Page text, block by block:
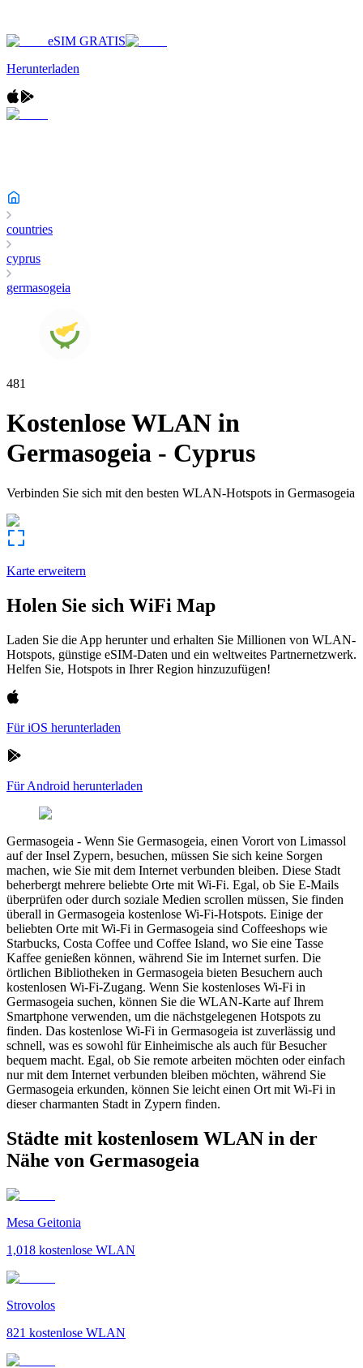
eSIM GRATIS
Herunterladen
countries
cyprus
germasogeia
481
Kostenlose WLAN in
Germasogeia - Cyprus
Verbinden Sie sich mit den besten WLAN-Hotspots in Germasogeia
Karte erweitern
Holen Sie sich WiFi Map
Laden Sie die App herunter und erhalten Sie Millionen von WLAN-
Hotspots, günstige eSIM-Daten und ein weltweites Partnernetzwerk.
Helfen Sie, Hotspots in Ihrer Region hinzuzufügen!
Für iOS herunterladen
Für Android herunterladen
Germasogeia - Wenn Sie Germasogeia, einen Vorort von Limassol
auf der Insel Zypern, besuchen, müssen Sie sich keine Sorgen
machen, wie Sie mit dem Internet verbunden bleiben. Diese Stadt
beherbergt mehrere beliebte Orte mit Wi-Fi. Egal, ob Sie E-Mails
überprüfen oder durch soziale Medien scrollen müssen, Sie finden
überall in Germasogeia kostenlose Wi-Fi-Hotspots. Einige der
beliebten Orte mit Wi-Fi in Germasogeia sind Coffeeshops wie
Starbucks, Costa Coffee und Coffee Island, wo Sie eine Tasse
Kaffee genießen können, während Sie im Internet surfen. Die
örtlichen Bibliotheken in Germasogeia bieten Besuchern auch
kostenlosen Wi-Fi-Zugang. Wenn Sie kostenloses Wi-Fi in
Germasogeia suchen, können Sie die WLAN-Karte auf Ihrem
Smartphone verwenden, um die nächstgelegenen Hotspots zu
finden. Das kostenlose Wi-Fi in Germasogeia ist zuverlässig und
schnell, was es sowohl für Einheimische als auch für Besucher
bequem macht. Egal, ob Sie remote arbeiten möchten oder einfach
nur mit dem Internet verbunden bleiben möchten, während Sie
Germasogeia erkunden, können Sie leicht einen Ort mit Wi-Fi in
dieser charmanten Stadt in Zypern finden.
Städte mit kostenlosem WLAN in der
Nähe von Germasogeia
Mesa Geitonia
1,018 kostenlose WLAN
Strovolos
821 kostenlose WLAN